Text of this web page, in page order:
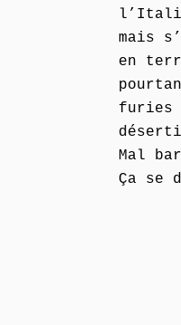
l’Italie
mais
en
furies
Mal
Ça se